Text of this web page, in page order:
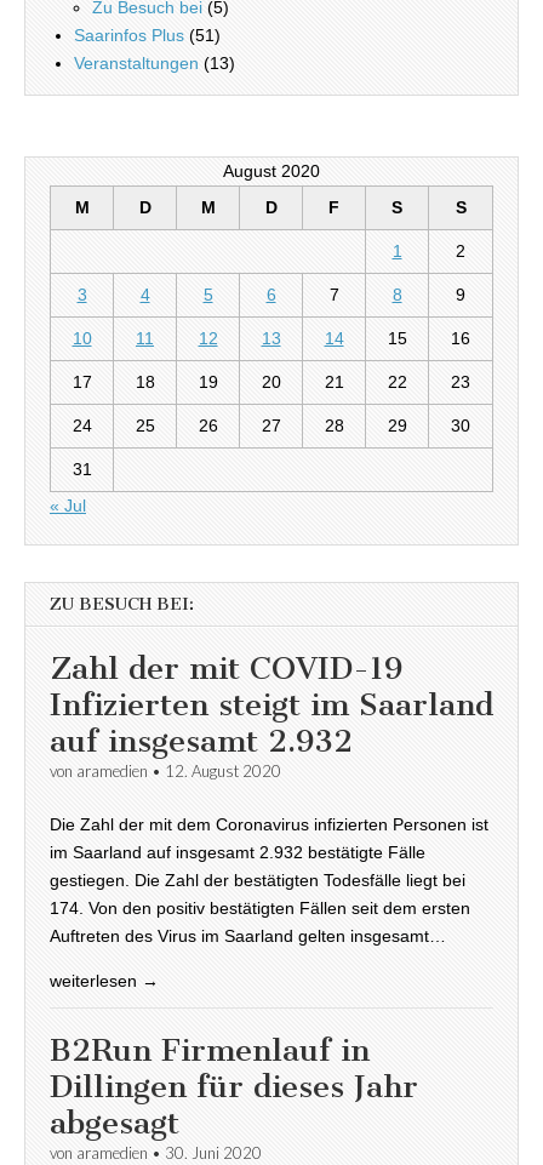
Zu Besuch bei (5)
Saarinfos Plus (51)
Veranstaltungen (13)
August 2020
M
D M D F S S
1 2
3 4 5 6 7 8 9
10 11 12 13 14 15 16
17 18 19 20 21 22 23
24 25 26 27 28 29 30
31
« Jul
ZU BESUCH BEI:
Zahl der mit COVID-19
Infizierten steigt im Saarland
auf insgesamt 2.932
von aramedien • 12. August 2020
Die Zahl der mit dem Coronavirus infizierten Personen ist
im Saarland auf insgesamt 2.932 bestätigte Fälle
gestiegen. Die Zahl der bestätigten Todesfälle liegt bei
174. Von den positiv bestätigten Fällen seit dem ersten
Auftreten des Virus im Saarland gelten insgesamt…
weiterlesen →
B2Run Firmenlauf in
Dillingen für dieses Jahr
abgesagt
von aramedien • 30. Juni 2020